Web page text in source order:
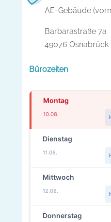
AE-Gebäude
Barbarastraße 7a
49076 Osnabrück
Bürozeiten
Montag
10.08.
Dienstag
11.08.
Mittwoch
12.08.
Donnerstag